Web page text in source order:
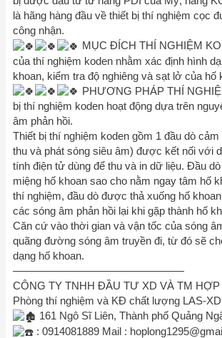
là hãng hàng đầu về thiết bị thí nghiệm cọc
công nhận.
MỤC ĐÍCH THÍ NGHIỆM
của thí nghiệm koden nhằm xác định hình
khoan, kiểm tra độ nghiêng và sạt lở của hố
PHƯƠNG PHÁP THÍ
bị thí nghiệm koden hoạt động dựa trên
âm phản hồi.
Thiết bị thí nghiệm koden gồm 1 đầu dò
thu và phát sóng siêu âm) được kết nối với
tính điện tử dùng để thu và in dữ liệu. Đầu
miệng hố khoan sao cho nằm ngay tâm hố
thí nghiệm, đầu dò được thả xuống hố
các sóng âm phản hồi lại khi gặp thành hố
Căn cứ vào thời gian và vận tốc của sóng
quãng đường sóng âm truyền đi, từ đó sẽ
dạng hố khoan.
————————————————
CÔNG TY TNHH ĐẦU TƯ XD VÀ TM HỢP
Phòng thí nghiệm và KĐ chất lượng LAS-
161 Ngô Sĩ Liên, Thành phố Quảng
: 0914081889 Mail :